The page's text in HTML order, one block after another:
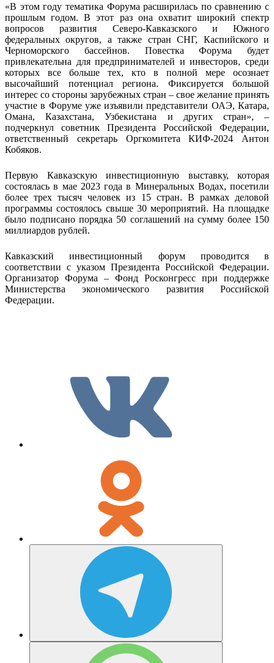
«В этом году тематика Форума расширилась по сравнению с
прошлым годом. В этот раз она охватит широкий спектр
вопросов развития Северо-Кавказского и Южного
федеральных округов, а также стран СНГ, Каспийского и
Черноморского бассейнов. Повестка Форума будет
привлекательна для предпринимателей и инвесторов, среди
которых все больше тех, кто в полной мере осознает
высочайший потенциал региона. Фиксируется большой
интерес со стороны зарубежных стран – свое желание принять
участие в Форуме уже изъявили представители ОАЭ, Катара,
Омана, Казахстана, Узбекистана и других стран», –
подчеркнул советник Президента Российской Федерации,
ответственный секретарь Оргкомитета КИФ-2024 Антон
Кобяков.
Первую Кавказскую инвестиционную выставку, которая
состоялась в мае 2023 года в Минеральных Водах, посетили
более трех тысяч человек из 15 стран. В рамках деловой
программы состоялось свыше 30 мероприятий. На площадке
было подписано порядка 50 соглашений на сумму более 150
миллиардов рублей.
Кавказский инвестиционный форум проводится в
соответствии с указом Президента Российской Федерации.
Организатор Форума – Фонд Росконгресс при поддержке
Министерства экономического развития Российской
Федерации.